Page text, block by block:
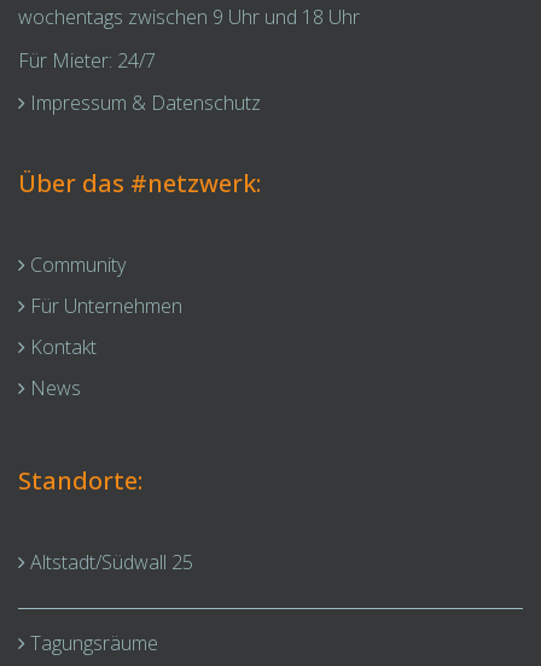
wochentags zwischen 9 Uhr und 18 Uhr
Für Mieter: 24/7
Impressum & Datenschutz
Über das #netzwerk:
Community
Für Unternehmen
Kontakt
News
Standorte:
Altstadt/Südwall 25
Tagungsräume